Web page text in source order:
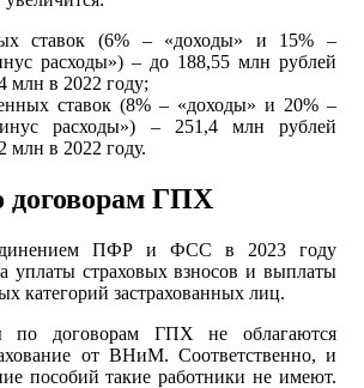
ставок (6% – «доходы» и 15% –
расходы») – до 188,55 млн рублей
млн в 2022 году;
ставок (8% – «доходы» и 20% –
расходы») – 251,4 млн рублей
млн в 2022 году.
договорам ГПХ
ПФР и ФСС в 2023 году
уплаты страховых взносов и выплаты
категорий застрахованных лиц.
по договорам ГПХ не облагаются
от ВНиМ. Соответственно, и
пособий такие работники не имеют.